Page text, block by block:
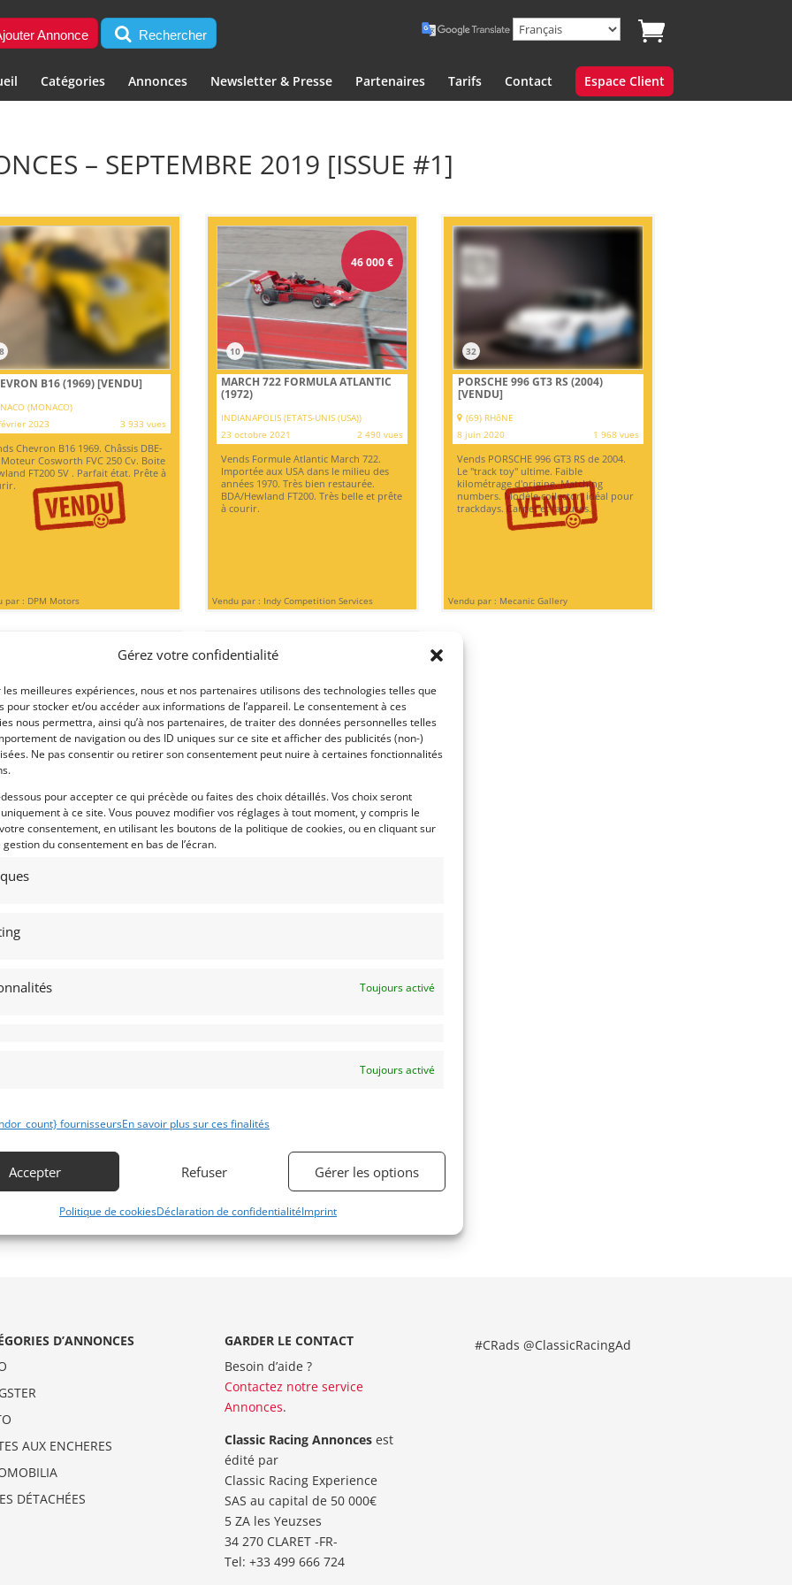
Gérez votre confidentialité
meilleures expériences, nous et nos partenaires utilisons des technologies telles que
pour stocker et/ou accéder aux informations de l’appareil. Le consentement à ces
nous permettra, ainsi qu’à nos partenaires, de traiter des données personnelles telles
de navigation ou des ID uniques sur ce site et afficher des publicités (non-)
Ne pas consentir ou retirer son consentement peut nuire à certaines fonctionnalités
pour accepter ce qui précède ou faites des choix détaillés. Vos choix seront
à ce site. Vous pouvez modifier vos réglages à tout moment, y compris le
consentement, en utilisant les boutons de la politique de cookies, ou en cliquant sur
gestion du consentement en bas de l’écran.
Toujours activé
Toujours activé
fournisseursEn savoir plus sur ces finalités
Accepter Refuser Gérer les options
Politique de cookiesDéclaration de confidentialitéImprint
Annonce Rechercher
Catégories Annonces Newsletter & Presse Partenaires Tarifs Contact Espace Client
– SEPTEMBRE 2019 [ISSUE #1]
B16 (1969)[VENDU]
(MONACO)
2023
3 933 vues
Chevron B16 1969. Châssis DBE-
Moteur Cosworth FVC 250 Cv. Boite
FT200 5V . Parfait état. Prête à
par : DPM Motors
46 000€
10
MARCH 722 FORMULA ATLANTIC
(1972)
INDIANAPOLIS (ETATS-UNIS (USA))
23 octobre 2021
2 490 vues
Vends Formule Atlantic March 722.
Importée aux USA dans le milieu des
années 1970. Très bien restaurée.
BDA/Hewland FT200. Très belle et prête
à courir.
Vendu par : Indy Competition Services
32
PORSCHE 996 GT3 RS (2004)
[VENDU]
(69) RHôNE
8 juin 2020
1 968 vues
Vends PORSCHE 996 GT3 RS de 2004.
Le "track toy" ultime. Faible
kilométrage d'origine. Matching
numbers. Modèle collector, idéal pour
trackdays. Carnet et factures.
Vendu par : Mecanic Gallery
EAGLE AAR HF89 MKII
[VENDU]
VALLEY (ETATS-UNIS (USA))
2020
1 982 vues
AAR-Toyota Eagle HF89 “MKII” de
Historique et palmarès connus.
FORD CAPRI TURBO GROUPE 5
(1979)[VENDU]
LANAKEN (BELGIQUE)
D’ANNONCES
AUX ENCHERES
DÉTACHÉES
GARDER LE CONTACT
Besoin d’aide ?
Contactez notre service
Annonces.
Classic Racing Annoncesest
édité par
Classic Racing Experience
SAS au capital de 50 000€
5 ZA les Yeuzses
34 270 CLARET -FR-
Tel: ‭+33 499 666 724‬
#CRads @ClassicRacingAd